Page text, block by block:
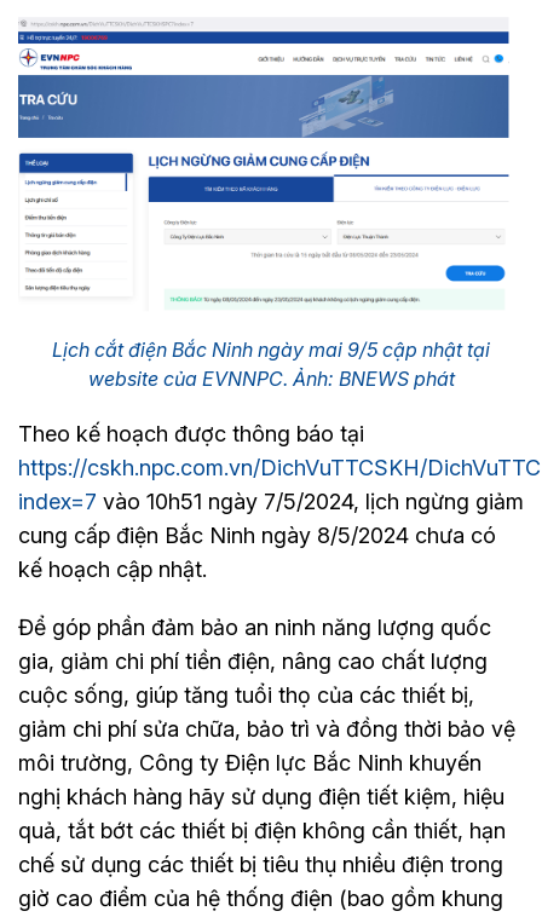
Lịch cắt điện Bắc Ninh ngày mai 9/5 cập nhật tại
website của EVNNPC. Ảnh: BNEWS phát
Theo kế hoạch được thông báo tại
https://cskh.npc.com.vn/DichVuTTCSKH/
index=7 vào 10h51 ngày 7/5/2024, lịch ngừng giảm
cung cấp điện Bắc Ninh ngày 8/5/2024 chưa có
kế hoạch cập nhật.
Để góp phần đảm bảo an ninh năng lượng quốc
gia, giảm chi phí tiền điện, nâng cao chất lượng
cuộc sống, giúp tăng tuổi thọ của các thiết bị,
giảm chi phí sửa chữa, bảo trì và đồng thời bảo vệ
môi trường, Công ty Điện lực Bắc Ninh khuyến
nghị khách hàng hãy sử dụng điện tiết kiệm, hiệu
quả, tắt bớt các thiết bị điện không cần thiết, hạn
chế sử dụng các thiết bị tiêu thụ nhiều điện trong
giờ cao điểm của hệ thống điện (bao gồm khung